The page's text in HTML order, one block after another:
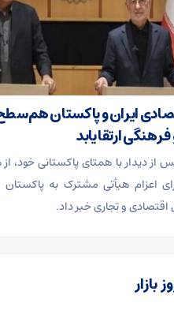
ایران و پاکستان
ارتقا یابد
از دیدار با همتای پاکستانی خود،
اعزام هیأتی مشترک به
و تجاری خبر داد.
بازار